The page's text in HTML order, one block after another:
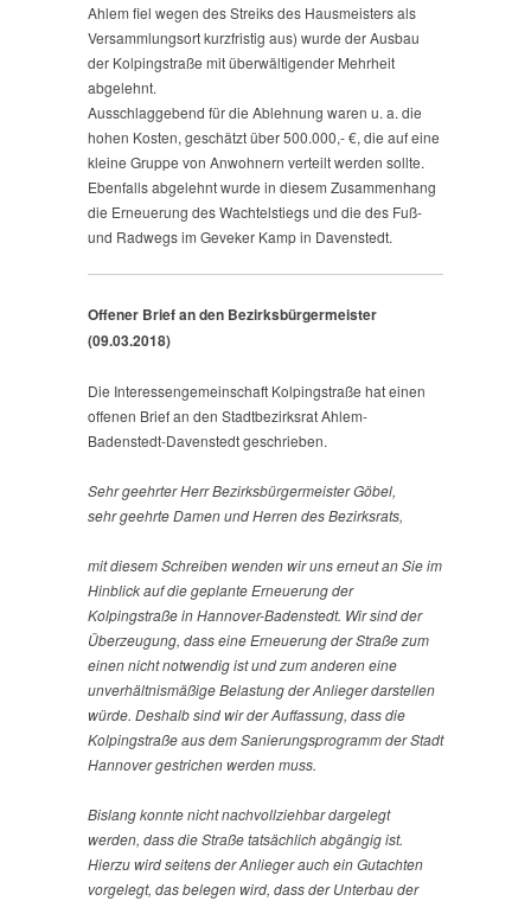
Ahlem fiel wegen des Streiks des Hausmeisters als
Versammlungsort kurzfristig aus) wurde der Ausbau
der Kolpingstraße mit überwältigender Mehrheit
abgelehnt.
Ausschlaggebend für die Ablehnung waren u. a. die
hohen Kosten, geschätzt über 500.000,- €, die auf eine
kleine Gruppe von Anwohnern verteilt werden sollte.
Ebenfalls abgelehnt wurde in diesem Zusammenhang
die Erneuerung des Wachtelstiegs und die des Fuß-
und Radwegs im Geveker Kamp in Davenstedt.
Offener Brief an den Bezirksbürgermeister
(09.03.2018)
Die Interessengemeinschaft Kolpingstraße hat einen
offenen Brief an den Stadtbezirksrat Ahlem-
Badenstedt-Davenstedt geschrieben.
Sehr geehrter Herr Bezirksbürgermeister Göbel,
sehr geehrte Damen und Herren des Bezirksrats,
mit diesem Schreiben wenden wir uns erneut an Sie im
Hinblick auf die geplante Erneuerung der
Kolpingstraße in Hannover-Badenstedt. Wir sind der
Überzeugung, dass eine Erneuerung der Straße zum
einen nicht notwendig ist und zum anderen eine
unverhältnismäßige Belastung der Anlieger darstellen
würde. Deshalb sind wir der Auffassung, dass die
Kolpingstraße aus dem Sanierungsprogramm der Stadt
Hannover gestrichen werden muss.
Bislang konnte nicht nachvollziehbar dargelegt
werden, dass die Straße tatsächlich abgängig ist.
Hierzu wird seitens der Anlieger auch ein Gutachten
vorgelegt, das belegen wird, dass der Unterbau der